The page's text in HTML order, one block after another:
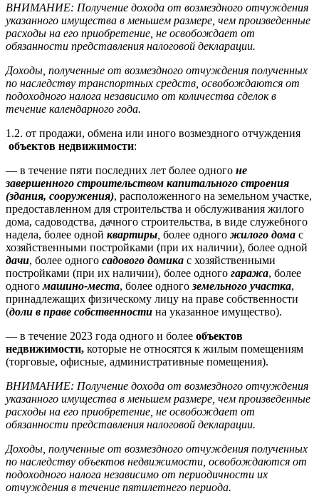
ВНИМАНИЕ: Получение дохода от возмездного отчуждения
указанного имущества в меньшем размере, чем произведенные
расходы на его приобретение, не освобождает от
обязанности представления налоговой декларации.
Доходы, полученные от возмездного отчуждения полученных
по наследству транспортных средств, освобождаются от
подоходного налога независимо от количества сделок в
течение календарного года.
1.2. от продажи, обмена или иного возмездного отчуждения
объектов недвижимости:
— в течение пяти последних лет более одного не
завершенного строительством капитального строения
(здания, сооружения), расположенного на земельном участке,
предоставленном для строительства и обслуживания жилого
дома, садоводства, дачного строительства, в виде служебного
надела, более одной квартиры более одного жилого дома с
хозяйственными постройками (при их наличии), более одной
дачи, более одного садового домика с хозяйственными
постройками (при их наличии), более одного гаража, более
одногомашино-места, более одного земельного участка,
принадлежащих физическому лицу на праве собственности
(доли в праве собственности на указанное имущество).
— в течение 2023 года одного и более объектов
недвижимости, которые не относятся к жилым помещениям
(торговые, офисные, административные помещения).
ВНИМАНИЕ: Получение дохода от возмездного отчуждения
указанного имущества в меньшем размере, чем произведенные
расходы на его приобретение, не освобождает от
обязанности представления налоговой декларации.
Доходы, полученные от возмездного отчуждения полученных
по наследству объектов недвижимости, освобождаются от
подоходного налога независимо от периодичности их
отчуждения в течение пятилетнего периода.